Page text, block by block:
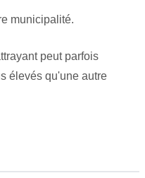
municipalité.
peut parfois
élevés qu'une autre